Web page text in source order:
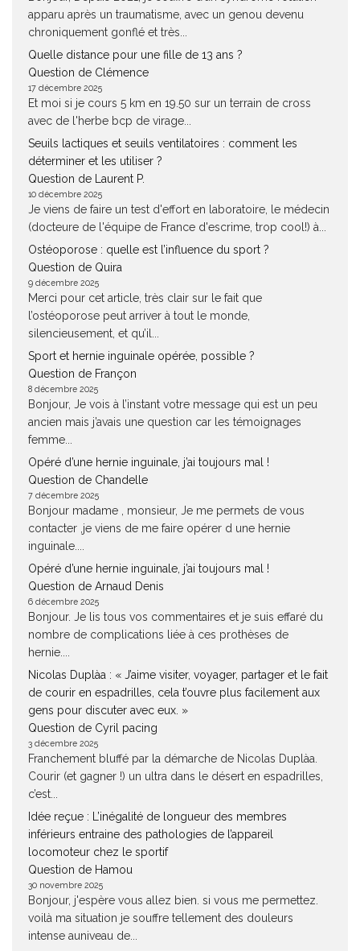
apparu après un traumatisme, avec un genou devenu
chroniquement gonflé et très...
Quelle distance pour une fille de 13 ans ?
Question de Clémence
17 décembre 2025
Et moi si je cours 5 km en 19.50 sur un terrain de cross
avec de l'herbe bcp de virage...
Seuils lactiques et seuils ventilatoires : comment les
déterminer et les utiliser ?
Question de Laurent P.
10 décembre 2025
Je viens de faire un test d'effort en laboratoire, le médecin
(docteure de l'équipe de France d'escrime, trop cool!) à...
Ostéoporose : quelle est l’influence du sport ?
Question de Quira
9 décembre 2025
Merci pour cet article, très clair sur le fait que
l’ostéoporose peut arriver à tout le monde,
silencieusement, et qu’il...
Sport et hernie inguinale opérée, possible ?
Question de Françon
8 décembre 2025
Bonjour, Je vois à l’instant votre message qui est un peu
ancien mais j’avais une question car les témoignages
femme...
Opéré d’une hernie inguinale, j’ai toujours mal !
Question de Chandelle
7 décembre 2025
Bonjour madame , monsieur, Je me permets de vous
contacter ,je viens de me faire opérer d une hernie
inguinale....
Opéré d’une hernie inguinale, j’ai toujours mal !
Question de Arnaud Denis
6 décembre 2025
Bonjour. Je lis tous vos commentaires et je suis effaré du
nombre de complications liée à ces prothèses de
hernie....
Nicolas Duplàa : « J’aime visiter, voyager, partager et le fait
de courir en espadrilles, cela t’ouvre plus facilement aux
gens pour discuter avec eux. »
Question de Cyril pacing
3 décembre 2025
Franchement bluffé par la démarche de Nicolas Duplàa.
Courir (et gagner !) un ultra dans le désert en espadrilles,
c’est...
Idée reçue : L’inégalité de longueur des membres
inférieurs entraine des pathologies de l’appareil
locomoteur chez le sportif
Question de Hamou
30 novembre 2025
Bonjour, j'espère vous allez bien. si vous me permettez.
voilà ma situation je souffre tellement des douleurs
intense auniveau de...